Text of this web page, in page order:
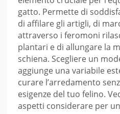
gatto. Permette di
di affilare gli artigli, di
attraverso i feromoni
plantari e di allungare la
schiena. Scegliere un
aggiunge una variabile
curare l’arredamento
esigenze del tuo felino.
aspetti considerare per